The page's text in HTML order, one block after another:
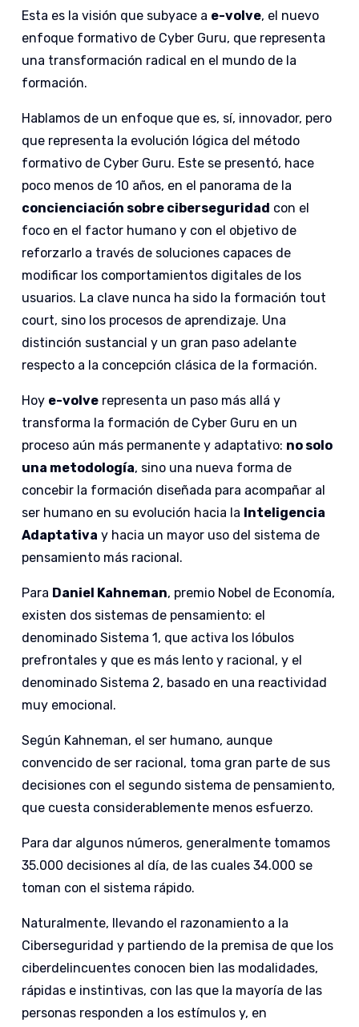
Esta es la visión que subyace a e-volve, el nuevo
enfoque formativo de Cyber Guru, que representa
una transformación radical en el mundo de la
formación.
Hablamos de un enfoque que es, sí, innovador, pero
que representa la evolución lógica del método
formativo de Cyber Guru. Este se presentó, hace
poco menos de 10 años, en el panorama de la
concienciación sobre ciberseguridad con el
foco en el factor humano y con el objetivo de
reforzarlo a través de soluciones capaces de
modificar los comportamientos digitales de los
usuarios. La clave nunca ha sido la formación tout
court, sino los procesos de aprendizaje. Una
distinción sustancial y un gran paso adelante
respecto a la concepción clásica de la formación.
Hoy e-volve representa un paso más allá y
transforma la formación de Cyber Guru en un
proceso aún más permanente y adaptativo: no solo
una metodología, sino una nueva forma de
concebir la formación diseñada para acompañar al
ser humano en su evolución hacia la Inteligencia
Adaptativa y hacia un mayor uso del sistema de
pensamiento más racional.
Para Daniel Kahneman, premio Nobel de Economía,
existen dos sistemas de pensamiento: el
denominado Sistema 1, que activa los lóbulos
prefrontales y que es más lento y racional, y el
denominado Sistema 2, basado en una reactividad
muy emocional.
Según Kahneman, el ser humano, aunque
convencido de ser racional, toma gran parte de sus
decisiones con el segundo sistema de pensamiento,
que cuesta considerablemente menos esfuerzo.
Para dar algunos números, generalmente tomamos
35.000 decisiones al día, de las cuales 34.000 se
toman con el sistema rápido.
Naturalmente, llevando el razonamiento a la
Ciberseguridad y partiendo de la premisa de que los
ciberdelincuentes conocen bien las modalidades,
rápidas e instintivas, con las que la mayoría de las
personas responden a los estímulos y, en